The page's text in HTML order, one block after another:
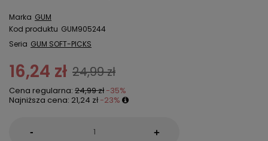
Marka GUM
Kod produktu GUM905244
Seria GUM SOFT-PICKS
16,24 zł 24,99 zł
Cena regularna: 24,99 zł -35%
Najniższa cena: 21,24 zł -23%
- +